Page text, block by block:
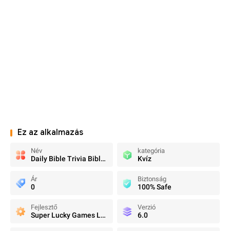
Ez az alkalmazás
Név
Daily Bible Trivia Bible Games
kategória
Kvíz
Ár
0
Biztonság
100% Safe
Fejlesztő
Super Lucky Games LLC
Verzió
6.0